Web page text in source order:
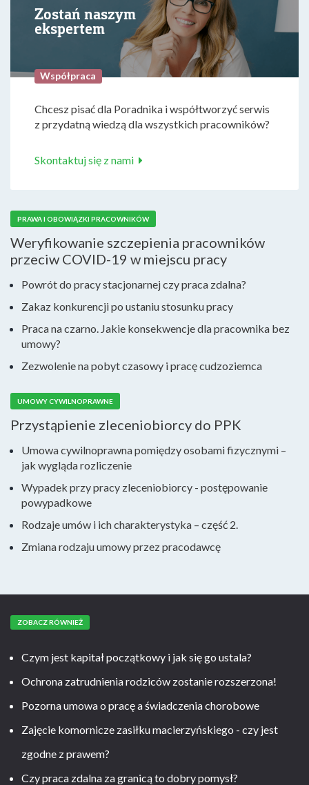
Zostań naszym
ekspertem
Współpraca
Chcesz pisać dla Poradnika i współtworzyć serwis
z przydatną wiedzą dla wszystkich pracowników?
Skontaktuj się z nami
PRAWA I OBOWIĄZKI PRACOWNIKÓW
Weryfikowanie szczepienia pracowników
przeciw COVID-19 w miejscu pracy
Powrót do pracy stacjonarnej czy praca zdalna?
Zakaz konkurencji po ustaniu stosunku pracy
Praca na czarno. Jakie konsekwencje dla pracownika bez
umowy?
Zezwolenie na pobyt czasowy i pracę cudzoziemca
UMOWY CYWILNOPRAWNE
Przystąpienie zleceniobiorcy do PPK
Umowa cywilnoprawna pomiędzy osobami fizycznymi –
jak wygląda rozliczenie
Wypadek przy pracy zleceniobiorcy - postępowanie
powypadkowe
Rodzaje umów i ich charakterystyka – część 2.
Zmiana rodzaju umowy przez pracodawcę
ZOBACZ RÓWNIEŻ
Czym jest kapitał początkowy i jak się go ustala?
Ochrona zatrudnienia rodziców zostanie rozszerzona!
Pozorna umowa o pracę a świadczenia chorobowe
Zajęcie komornicze zasiłku macierzyńskiego - czy jest
zgodne z prawem?
Czy praca zdalna za granicą to dobry pomysł?